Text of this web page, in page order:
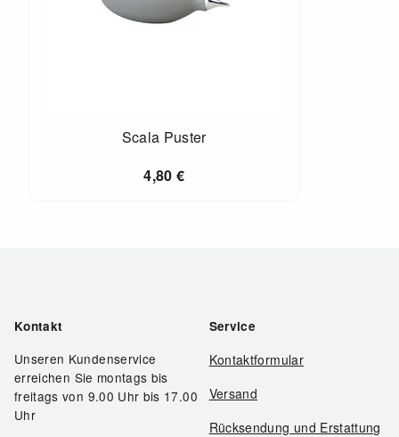
Scala Puster
4,80 €
Kontakt
Unseren Kundenservice
erreichen Sie montags bis
freitags von 9.00 Uhr bis 17.00
Uhr
Service
Kontaktformular
Versand
Rücksendung und Erstattung